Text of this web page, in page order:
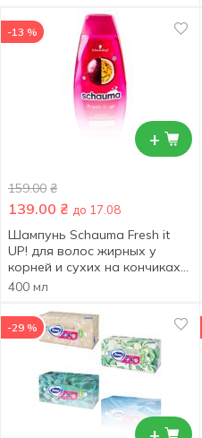
+
-13 %
159.00 ₴
139.00 ₴ до 17.08
Шампунь Schauma Fresh it
UP! для волос жирных у
корней и сухих на кончиках
400мл
400 мл
-29 %